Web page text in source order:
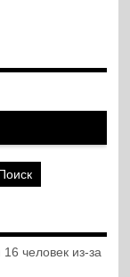
человек из-за